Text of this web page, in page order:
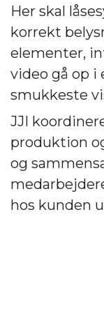
Her skal
korrekt
elementer,
video gå op i
smukkeste
JJI
produktion
og
hos kunden